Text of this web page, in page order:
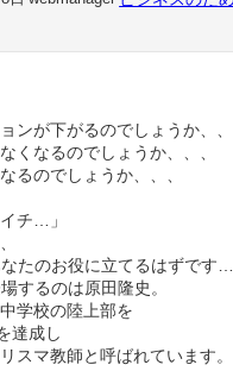
ンが下がるのでしょうか、、
くなるのでしょうか、、、
るのでしょうか、、、
チ…」
たのお役に立てるはずです…
するのは原田隆史。
学校の陸上部を
達成し
スマ教師と呼ばれています。